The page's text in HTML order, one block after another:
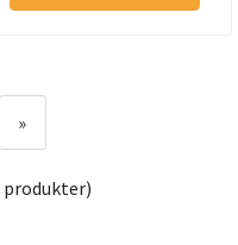
»
produkter)